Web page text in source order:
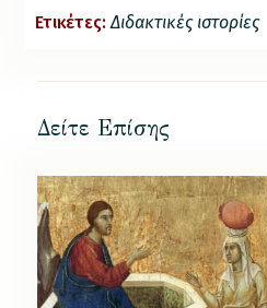
Ετικέτες: Διδακτικές ιστορίες
Δείτε Επίσης